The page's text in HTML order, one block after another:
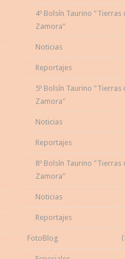
4º Bolsín Taurino "Tierras
Zamora"
Noticias
Reportajes
5º Bolsín Taurino "Tierras
Zamora"
Noticias
Reportajes
8º Bolsín Taurino "Tierras
Zamora"
Noticias
Reportajes
FotoBlog